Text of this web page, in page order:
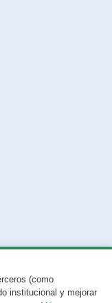
(como
institucional y mejorar
aquí.